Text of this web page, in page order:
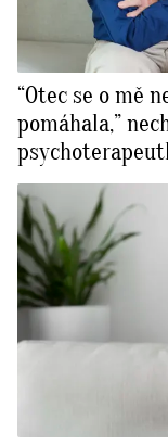
“Otec se o mě
pomáhala,”